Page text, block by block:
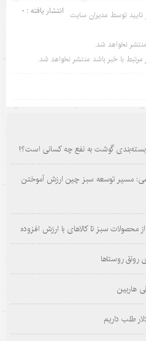
انتشار یافته : 0 توسط مدیران سایت
نخواهد شد.
مرتبط با خبر باشد منتشر نخواهد شد.
بسته‌بندی گوشت به نفع چه کسانی است؟!
مسیر توسعه سبز چین ارزش آموختن
سبز تا کالاهای با ارزش افزوده
رونق روستاها
هاربین